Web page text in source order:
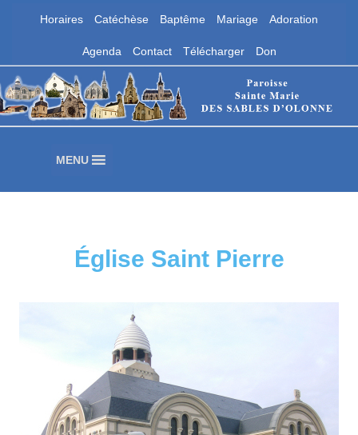
au
contenu
Horaires Catéchèse Baptême Mariage Adoration
Agenda Contact Télécharger Don
Paroisse Sainte Marie des Sables
d'Olonne
MENU
Église Saint Pierre